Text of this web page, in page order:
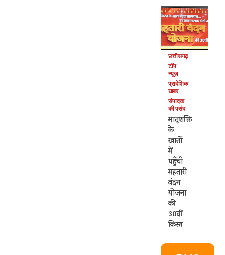
छत्तीसगढ़
टॉप
न्यूज़
प्रादेशिक
खबर
संपादक
की पसंद
मातृशक्ति
के
खातों
में
पहुँची
महतारी
वंदन
योजना
की
30वीं
किस्त